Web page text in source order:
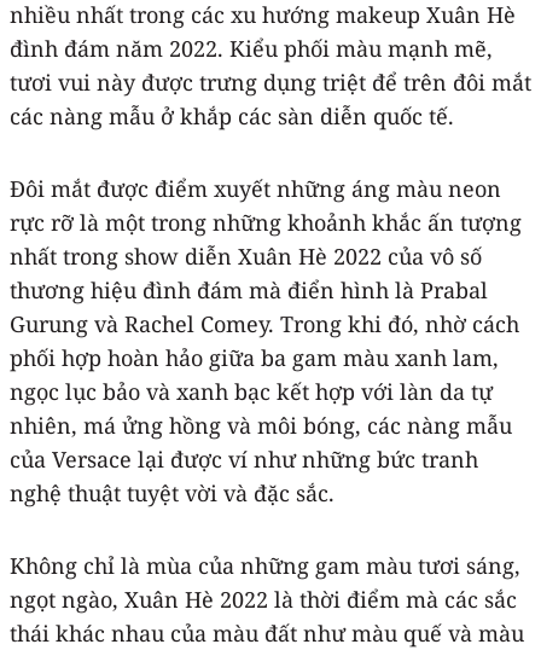
nhiều nhất trong các xu hướng makeup Xuân Hè
đình đám năm 2022. Kiểu phối màu mạnh mẽ,
tươi vui này được trưng dụng triệt để trên đôi mắt
các nàng mẫu ở khắp các sàn diễn quốc tế.
Đôi mắt được điểm xuyết những áng màu neon
rực rỡ là một trong những khoảnh khắc ấn tượng
nhất trong show diễn Xuân Hè 2022 của vô số
thương hiệu đình đám mà điển hình là Prabal
Gurung và Rachel Comey. Trong khi đó, nhờ cách
phối hợp hoàn hảo giữa ba gam màu xanh lam,
ngọc lục bảo và xanh bạc kết hợp với làn da tự
nhiên, má ửng hồng và môi bóng, các nàng mẫu
của Versace lại được ví như những bức tranh
nghệ thuật tuyệt vời và đặc sắc.
Không chỉ là mùa của những gam màu tươi sáng,
ngọt ngào, Xuân Hè 2022 là thời điểm mà các sắc
thái khác nhau của màu đất như màu quế và màu